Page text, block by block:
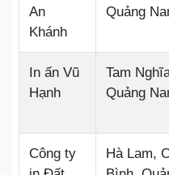
An
Khánh
Quảng
In ấn Vũ
Hạnh
Tam
Quảng
Công ty
Hà Lam,